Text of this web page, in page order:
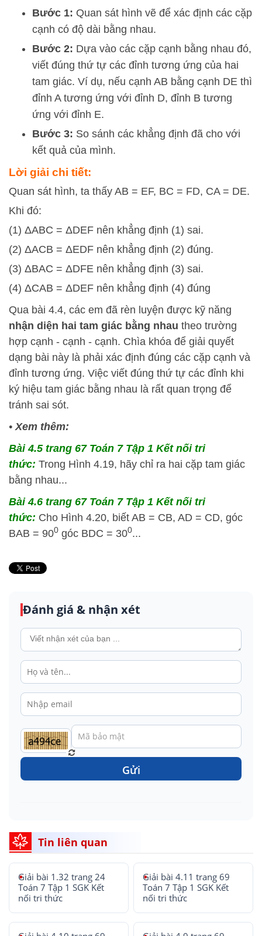
Bước 1: Quan sát hình vẽ để xác định các cặp
cạnh có độ dài bằng nhau.
Bước 2: Dựa vào các cặp cạnh bằng nhau đó,
viết đúng thứ tự các đỉnh tương ứng của hai
tam giác. Ví dụ, nếu cạnh AB bằng cạnh DE thì
đỉnh Atương ứng với đỉnh D, đỉnh B tương
ứng với đỉnh E.
Bước 3: So sánh các khẳng định đã cho với
kết quả của mình.
Lời giải chi tiết:
Quan sát hình, ta thấy AB = EF, BC = FD, CA = DE.
Khi đó:
(1) ΔABC = ΔDEF nên khẳng định (1) sai.
(2) ΔACB = ΔEDF nên khẳng định (2) đúng.
(3) ΔBAC = ΔDFE nên khẳng định (3) sai.
(4) ΔCAB = ΔDEF nên khẳng định (4) đúng
Qua bài 4.4, các em đã rèn luyện được kỹ năng
nhận diện hai tam giác bằng nhau theo trường
hợp cạnh - cạnh - cạnh. Chìa khóa để giải quyết
dạng bài này là phải xác định đúng các cặp cạnh và
đỉnh tương ứng. Việc viết đúng thứ tự các đỉnh khi
ký hiệu tam giác bằng nhau là rất quan trọng để
tránh sai sót.
• Xem thêm:
Bài 4.5 trang 67 Toán 7 Tập 1 Kết nối tri
thức: Trong Hình 4.19, hãy chỉ ra hai cặp tam giác
bằng nhau...
Bài 4.6 trang 67 Toán 7 Tập 1 Kết nối tri
thức: Cho Hình 4.20, biết AB = CB, AD = CD, góc
BAB = 900 góc BDC = 300...
Đánh giá & nhận xét
Gửi
Tin liên quan
Giải bài 1.32 trang 24
Toán 7 Tập 1 SGK Kết
nối tri thức
Giải bài 4.11 trang 69
Toán 7 Tập 1 SGK Kết
nối tri thức